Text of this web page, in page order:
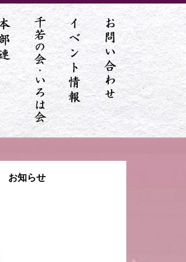
お知らせ